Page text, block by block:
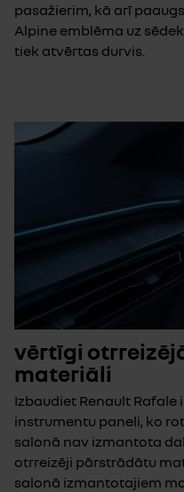
pasažierim, kā arī
Alpine emblēma uz
tiek atvērtas durvis.
vērtīgi
materiāli
Izbaudiet Renault
instrumentu paneli, ko
salonā nav izmantota
otrreizēji pārstrādātu
salonā izmantotajiem